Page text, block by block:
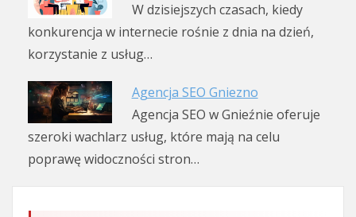
W dzisiejszych czasach, kiedy
konkurencja w internecie rośnie z dnia na dzień,
korzystanie z usług…
Agencja SEO Gniezno
Agencja SEO w Gnieźnie oferuje
szeroki wachlarz usług, które mają na celu
poprawę widoczności stron…